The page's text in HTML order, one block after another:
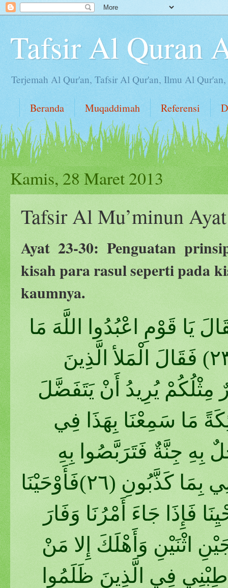
Tafsir Al Quran
Terjemah Al Qur'an, Tafsir Al Qur'an, Ilmu Al
Beranda Muqaddimah Referensi
Kamis, 28 Maret 2013
Tafsir Al Mu’minun
Ayat 23-30: Penguatan
kisah para rasul seperti pada
kaumnya.
يَا قَوْمِ اعْبُدُوا اللَّهَ مَا
لَكُمْ مِنْ إِلَهٍ غَيْرُهُ أَفَلا تَتَّقُونَ (٢٣) فَقَالَ الْمَلأ الَّذِينَ
مِثْلُكُمْ يُرِيدُ أَنْ يَتَفَضَّلَ
مَا سَمِعْنَا بِهَذَا فِي
هُوَ إِلا رَجُلٌ بِهِ جِنَّةٌ فَتَرَبَّصُوا بِهِ
حَتَّى حِينٍ (٢٥) قَالَ رَبِّ انْصُرْنِي بِمَا كَذَّبُونِ (٢٦)فَأَوْحَيْنَا
فَإِذَا جَاءَ أَمْرُنَا وَفَارَ
اثْنَيْنِ وَأَهْلَكَ إِلا مَنْ
فِي الَّذِينَ ظَلَمُوا